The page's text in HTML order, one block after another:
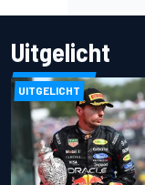
Uitgelicht
UITGELICHT